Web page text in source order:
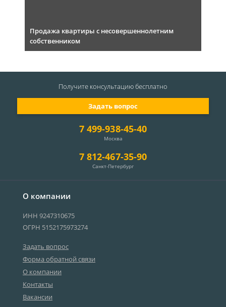
Продажа квартиры с несовершеннолетним
собственником
О компании
ИНН 9247310675
ОГРН 5152175973274
Задать вопрос
Форма обратной связи
О компании
Контакты
Вакансии
7 499-938-45-40
Москва
7 812-467-35-90
Санкт-Петербург
Задать вопрос
Получите консультациюбесплатно